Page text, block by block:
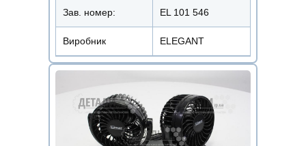
Зав. номер: EL 101 546
Виробник ELEGANT